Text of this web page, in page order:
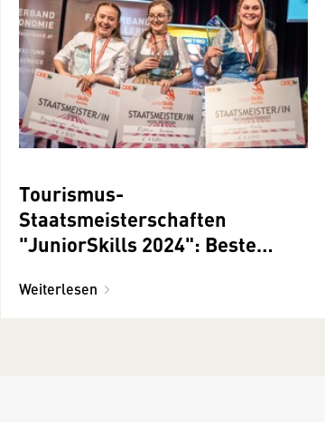
Tourismus-
Staatsmeisterschaften
"JuniorSkills 2024": Beste
Hotellerie gekürt
Weiterlesen